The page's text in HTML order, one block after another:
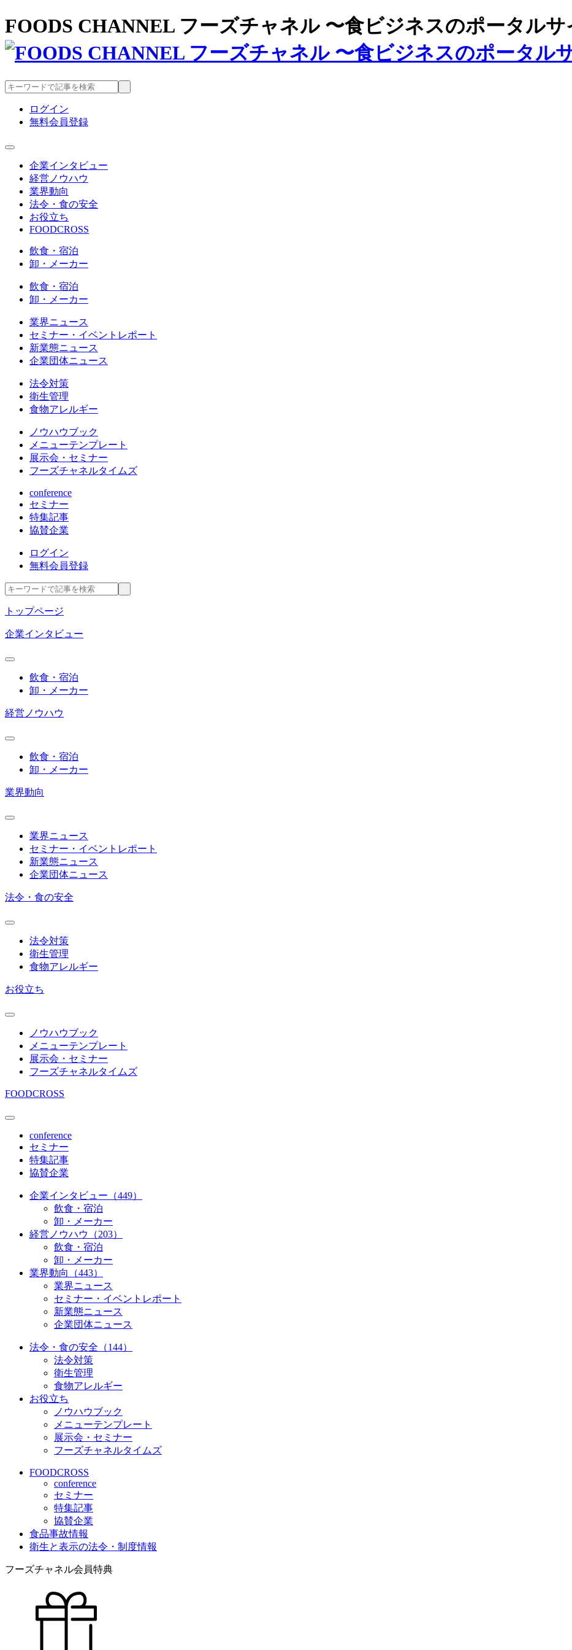
FOODS CHANNEL フーズチャネル 〜食ビジネスのポータルサ
ログイン
無料会員登録
企業インタビュー
経営ノウハウ
業界動向
法令・食の安全
お役立ち
FOODCROSS
飲食・宿泊
卸・メーカー
飲食・宿泊
卸・メーカー
業界ニュース
セミナー・イベントレポート
新業態ニュース
企業団体ニュース
法令対策
衛生管理
食物アレルギー
ノウハウブック
メニューテンプレート
展示会・セミナー
フーズチャネルタイムズ
conference
セミナー
特集記事
協賛企業
ログイン
無料会員登録
トップページ
企業インタビュー
飲食・宿泊
卸・メーカー
経営ノウハウ
飲食・宿泊
卸・メーカー
業界動向
業界ニュース
セミナー・イベントレポート
新業態ニュース
企業団体ニュース
法令・食の安全
法令対策
衛生管理
食物アレルギー
お役立ち
ノウハウブック
メニューテンプレート
展示会・セミナー
フーズチャネルタイムズ
FOODCROSS
conference
セミナー
特集記事
協賛企業
企業インタビュー（449）
飲食・宿泊
卸・メーカー
経営ノウハウ（203）
飲食・宿泊
卸・メーカー
業界動向（443）
業界ニュース
セミナー・イベントレポート
新業態ニュース
企業団体ニュース
法令・食の安全（144）
法令対策
衛生管理
食物アレルギー
お役立ち
ノウハウブック
メニューテンプレート
展示会・セミナー
フーズチャネルタイムズ
FOODCROSS
conference
セミナー
特集記事
協賛企業
食品事故情報
衛生と表示の法令・制度情報
フーズチャネル会員特典